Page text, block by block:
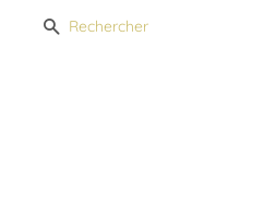
Recherche